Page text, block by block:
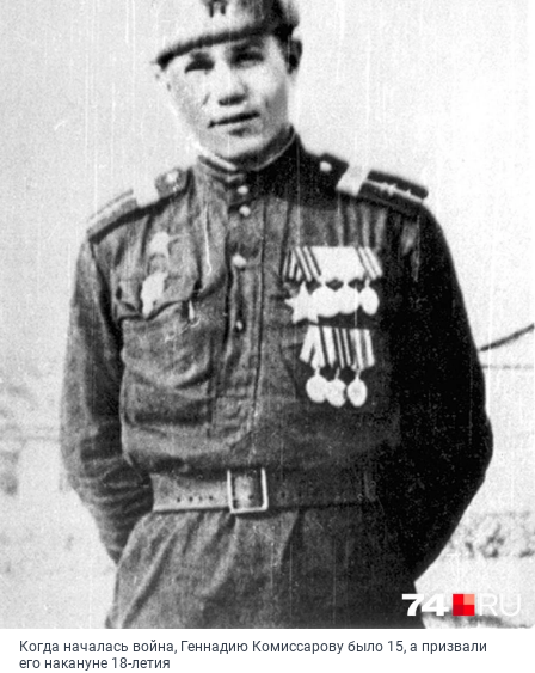
Когда началась война, Геннадию Комиссарову было 15, а призвали
его накануне 18-летия